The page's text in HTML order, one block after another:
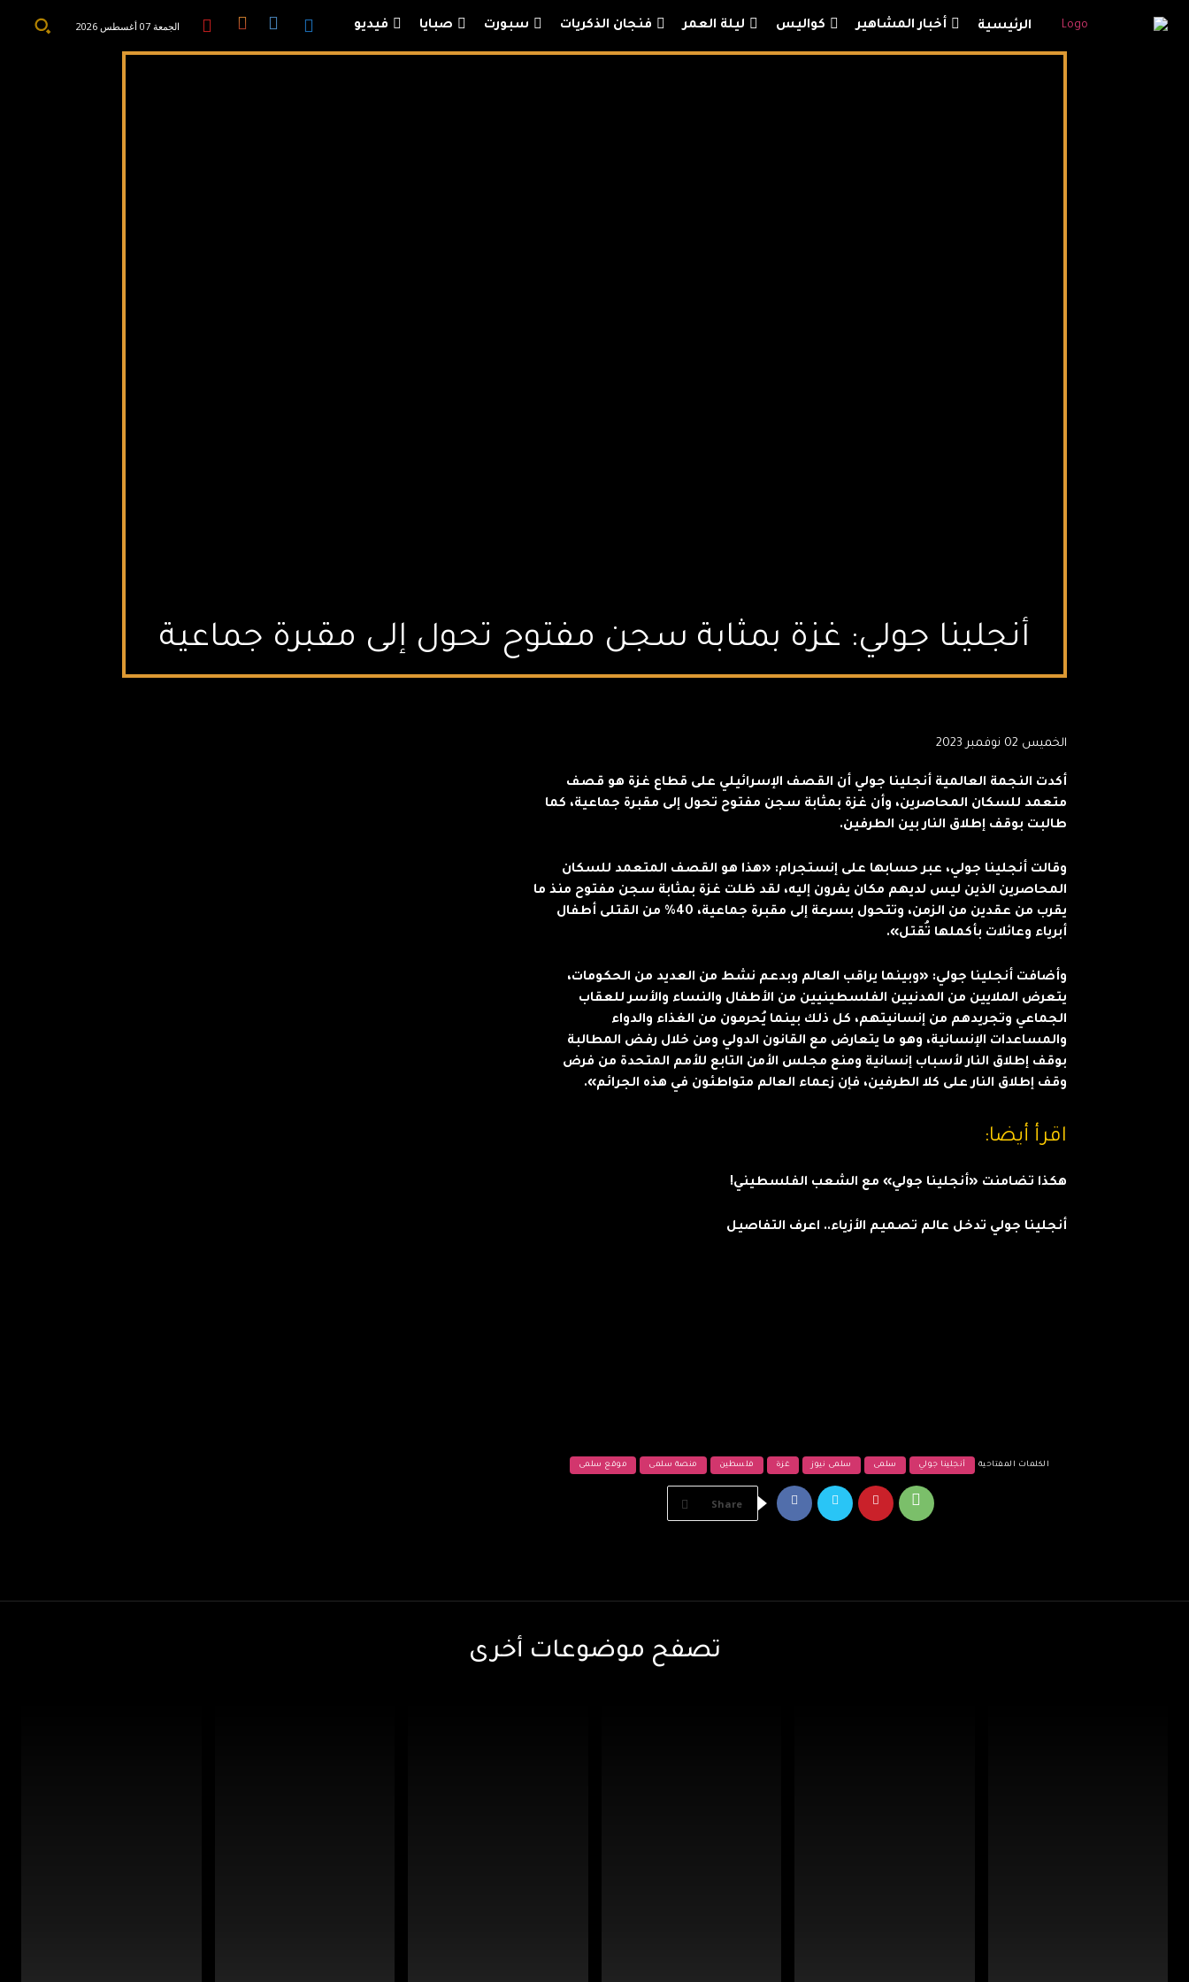
الرئيسية أخبار المشاهير كواليس ليلة العمر فنجان الذكريات سبورت صبايا فيديو الجمعة 07 أغسطس 2026
أنجلينا جولي: غزة بمثابة سجن مفتوح تحول إلى مقبرة جماعية
الخميس 02 نوفمبر 2023
أكدت النجمة العالمية أنجلينا جولي أن القصف الإسرائيلي على قطاع غزة هو قصف
متعمد للسكان المحاصرين، وأن غزة بمثابة سجن مفتوح تحول إلى مقبرة جماعية، كما
طالبت بوقف إطلاق النار بين الطرفين.
وقالت أنجلينا جولي، عبر حسابها على إنستجرام: «هذا هو القصف المتعمد للسكان
المحاصرين الذين ليس لديهم مكان يفرون إليه، لقد ظلت غزة بمثابة سجن مفتوح منذ ما
يقرب من عقدين من الزمن، وتتحول بسرعة إلى مقبرة جماعية، 40% من القتلى أطفال
أبرياء وعائلات بأكملها تُقتل».
وأضافت أنجلينا جولي: «وبينما يراقب العالم وبدعم نشط من العديد من الحكومات،
يتعرض الملايين من المدنيين الفلسطينيين من الأطفال والنساء والأسر للعقاب
الجماعي وتجريدهم من إنسانيتهم، كل ذلك بينما يُحرمون من الغذاء والدواء
والمساعدات الإنسانية، وهو ما يتعارض مع القانون الدولي ومن خلال رفض المطالبة
بوقف إطلاق النار لأسباب إنسانية ومنع مجلس الأمن التابع للأمم المتحدة من فرض
وقف إطلاق النار على كلا الطرفين، فإن زعماء العالم متواطئون في هذه الجرائم».
اقرأ أيضا:
هكذا تضامنت «أنجلينا جولي» مع الشعب الفلسطيني!
أنجلينا جولي تدخل عالم تصميم الأزياء.. اعرف التفاصيل
الكلمات المفتاحية أنجلينا جولي سلمى سلمى نيوز غزة فلسطين منصة سلمى موقع سلمى
Share
تصفح موضوعات أخرى